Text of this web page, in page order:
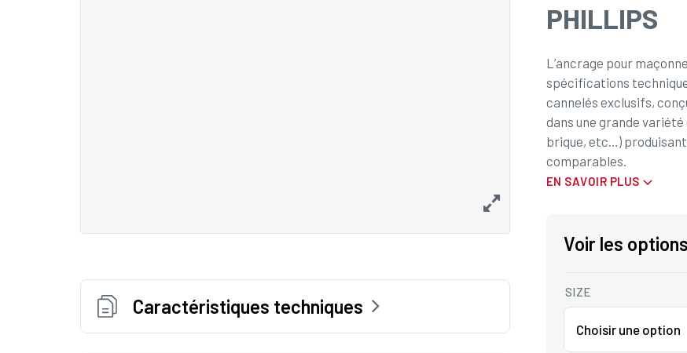
Caractéristiques techniques
PHILLIPS
L’ancrage pour
spécifications
cannelés exclusifs,
dans une grande
brique, etc…) produisant
comparables.
EN SAVOIR PLUS
Voir les
SIZE